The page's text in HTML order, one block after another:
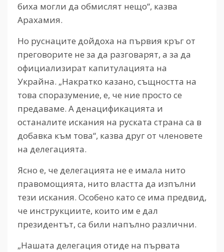
биха могли да обмислят нещо“, казва
Арахамия.
Но руснаците дойдоха на първия кръг от
преговорите не за да разговарят, а за да
официализират капитулацията на
Украйна. „Накратко казано, същността на
това споразумение, е, че ние просто се
предаваме. А денацификацията и
останалите искания на руската страна са в
добавка към това“, казва друг от членовете
на делегацията.
Ясно е, че делегацията не е имала нито
правомощията, нито властта да изпълни
тези искания. Особено като се има предвид,
че инструкциите, които им е дал
президентът, са били напълно различни.
„Нашата делегация отиде на първата